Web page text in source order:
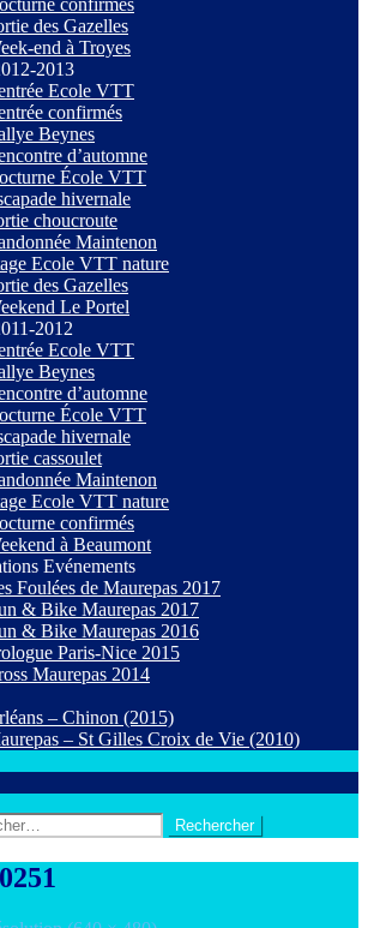
confirmés
des Gazelles
end à Troyes
2013
Ecole VTT
confirmés
Beynes
d’automne
École VTT
hivernale
choucroute
Maintenon
Ecole VTT nature
des Gazelles
Le Portel
2012
Ecole VTT
Beynes
d’automne
École VTT
hivernale
cassoulet
Maintenon
Ecole VTT nature
confirmés
à Beaumont
Evénements
Foulées de Maurepas 2017
& Bike Maurepas 2017
& Bike Maurepas 2016
Paris-Nice 2015
Maurepas 2014
– Chinon (2015)
– St Gilles Croix de Vie (2010)